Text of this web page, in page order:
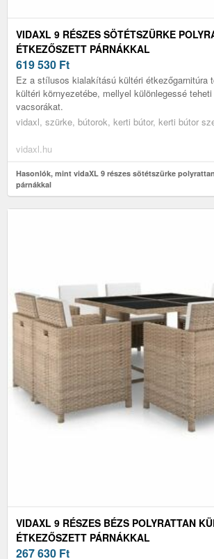
VIDAXL 9 RÉSZES SÖTÉTSZÜRKE
ÉTKEZŐSZETT PÁRNÁKKAL
619 530 Ft
Ez a stílusos kialakítású kültéri étkezőgarnitúra
kültéri környezetébe, mellyel különlegessé teheti
vacsorákat.
vidaxl, szürke, bútorok, kerti bútor, kerti bútor
vidaxl.hu
Hasonlók, mint vidaXL 9 részes sötétszürke
párnákkal
VIDAXL 9 RÉSZES BÉZS POLYRATTAN
ÉTKEZŐSZETT PÁRNÁKKAL
267 630 Ft